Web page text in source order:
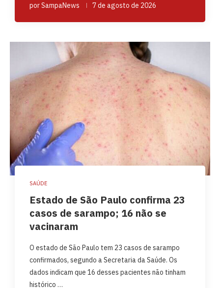
porSampaNews 7 de agosto de 2026
SAÚDE
Estado de São Paulo confirma 23
casos de sarampo; 16 não se
vacinaram
O estado de São Paulo tem 23 casos de sarampo
confirmados, segundo a Secretaria da Saúde. Os
dados indicam que 16 desses pacientes não tinham
histórico …